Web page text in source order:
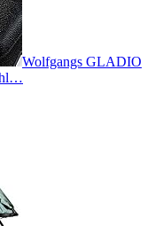
Wolfgangs GLADIO